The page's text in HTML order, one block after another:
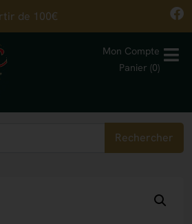
de 100€
Mon Compte
Panier (0)
Rechercher